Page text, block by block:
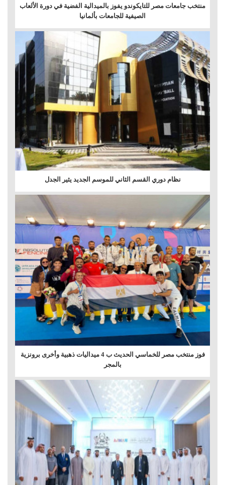
منتخب جامعات مصر للتايكوندو يفوز بالميدالية الفضية في دورة الألعاب
الصيفية للجامعات بألمانيا
نظام دوري القسم الثاني للموسم الجديد يثير الجدل
فوز منتخب مصر للخماسي الحديث ب 4 ميداليات ذهبية وأخرى برونزية
بالمجر